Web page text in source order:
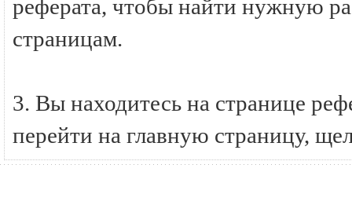
реферата, чтобы найти нужную
страницам.
3. Вы находитесь на странице
перейти на главную страницу,